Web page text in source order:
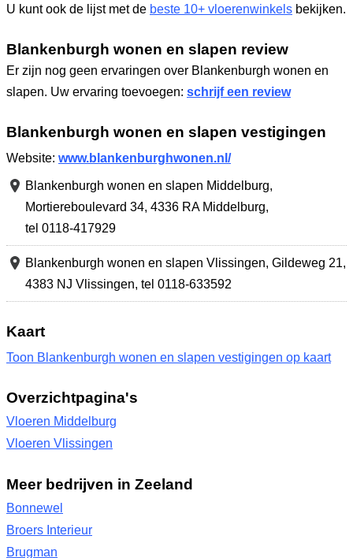
U kunt ook de lijst met de beste 10+ vloerenwinkels bekijken.
Blankenburgh wonen en slapen review
Er zijn nog geen ervaringen over Blankenburgh wonen en
slapen. Uw ervaring toevoegen: schrijf een review
Blankenburgh wonen en slapen vestigingen
Website: www.blankenburghwonen.nl/
Blankenburgh wonen en slapen Middelburg,
Mortiereboulevard 34, 4336 RA Middelburg,
tel 0118-417929
Blankenburgh wonen en slapen Vlissingen, Gildeweg 21,
4383 NJ Vlissingen, tel 0118-633592
Kaart
Toon Blankenburgh wonen en slapen vestigingen op kaart
Overzichtpagina's
Vloeren Middelburg
Vloeren Vlissingen
Meer bedrijven in Zeeland
Bonnewel
Broers Interieur
Brugman